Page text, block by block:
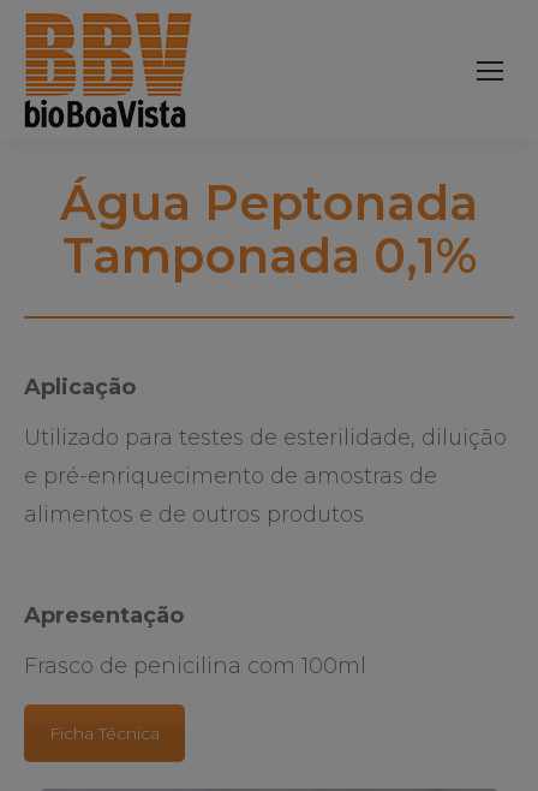
Água Peptonada
Tamponada 0,1%
Aplicação
Utilizado para testes de esterilidade, diluição
e pré-enriquecimento de amostras de
alimentos e de outros produtos
Apresentação
Frasco de penicilina com 100ml
Ficha Técnica